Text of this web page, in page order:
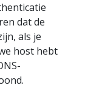
dat de
als je
host hebt